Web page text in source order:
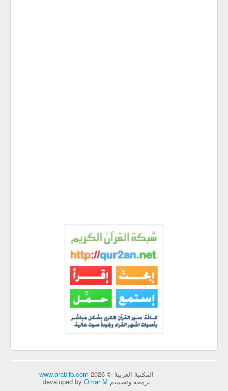
المكتبة العربية © 2026 www.arablib.com
برمجة وتصميم developed by Omar M